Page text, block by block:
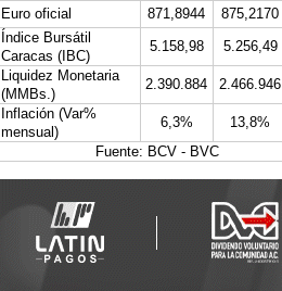
Euro oficial
871,8944
875,2170
Índice Bursátil
Caracas (IBC)
5.158,98
5.256,49
Liquidez Monetaria
(MMBs.)
2.390.884
2.466.946
Inflación (Var%
mensual)
6,3%
13,8%
Fuente: BCV - BVC